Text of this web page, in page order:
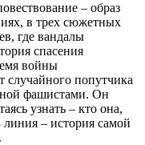
– образ
в трех сюжетных
где вандалы
спасения
войны
попутчика
фашистами. Он
узнать – кто она,
– история самой